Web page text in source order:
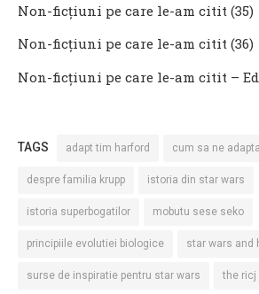
Non-ficțiuni pe care le-am citit (35)
Non-ficțiuni pe care le-am citit (36)
Non-ficțiuni pe care le-am citit –
TAGS adapt tim harford cum sa ne
despre familia krupp istoria din star wars
istoria superbogatilor mobutu sese seko
principiile evolutiei biologice star wars and
surse de inspiratie pentru star wars the ricj